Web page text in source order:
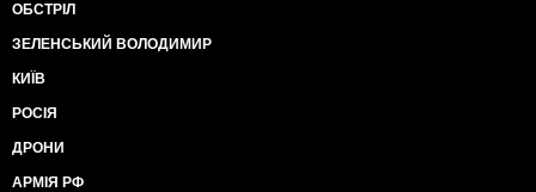
ОБСТРІЛ
ЗЕЛЕНСЬКИЙ ВОЛОДИМИР
КИЇВ
РОСІЯ
ДРОНИ
АРМІЯ РФ